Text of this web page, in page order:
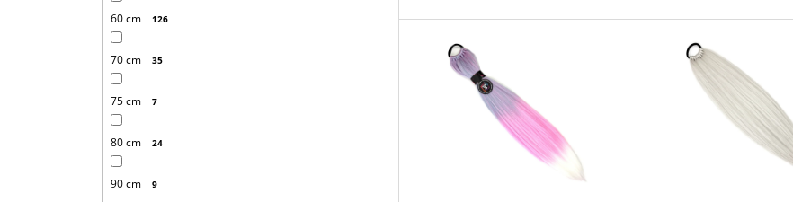
60 cm 126
70 cm 35
75 cm 7
80 cm 24
90 cm 9